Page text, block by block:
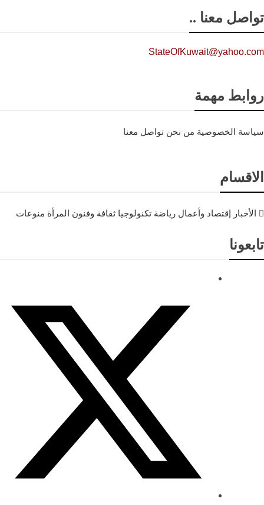
تواصل معنا ..
StateOfKuwait@yahoo.com
روابط مهمة
سياسة الخصوصية من نحن تواصل معنا
الاقسام
الأخبار إقتصاد وأعمال رياضة تكنولوجيا ثقافة وفنون المرأة منوعات
تابعونا